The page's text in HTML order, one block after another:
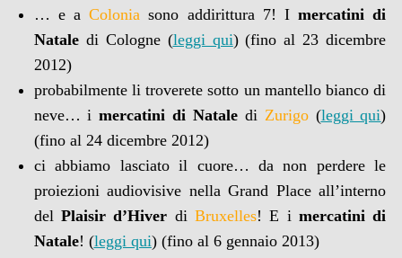
… e aColoniasono addirittura 7! Imercatini di
Natale di Cologne (leggi qui) (fino al 23 dicembre
2012)
probabilmente li troverete sotto un mantello bianco di
neve… imercatini di Natale di Zurigo (leggi qui)
(fino al 24 dicembre 2012)
ci abbiamo lasciato il cuore… da non perdere le
proiezioni audiovisive nella Grand Place all’interno
del Plaisir d’Hiver diBruxelles! E imercatini di
Natale! (leggi qui) (fino al 6 gennaio 2013)